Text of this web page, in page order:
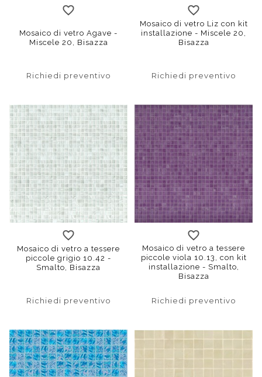
Mosaico di vetro Agave -
Miscele 20, Bisazza
Richiedi preventivo
Mosaico di vetro Liz con kit
installazione - Miscele 20,
Bisazza
Richiedi preventivo
Mosaico di vetro a tessere
piccole grigio 10.42 -
Smalto, Bisazza
Richiedi preventivo
Mosaico di vetro a tessere
piccole viola 10.13, con kit
installazione - Smalto,
Bisazza
Richiedi preventivo